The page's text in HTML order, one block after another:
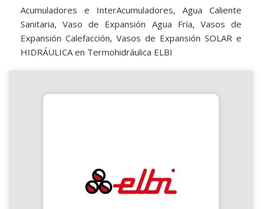
Acumuladores e InterAcumuladores, Agua Caliente
Sanitaria, Vaso de Expansión Agua Fría, Vasos de
Expansión Calefacción, Vasos de Expansión SOLAR e
HIDRÁULICA en Termohidráulica ELBI